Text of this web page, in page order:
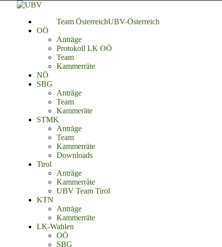
UBV-Österreich
Team Österreich
OÖ
Anträge
Protokoll LK OÖ
Team
Kammerräte
NÖ
SBG
Anträge
Team
Kammeräte
STMK
Anträge
Team
Kammerräte
Downloads
Tirol
Anträge
Kammerräte
UBV Team Tirol
KTN
Anträge
Kammerräte
LK-Wahlen
OÖ
SBG